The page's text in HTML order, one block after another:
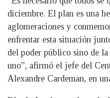
diciembre. El plan es una
aglomeraciones y
enfrentar esta situación
del poder público sino de
uno”, afirmó el jefe del
Alexandre Cardeman, en